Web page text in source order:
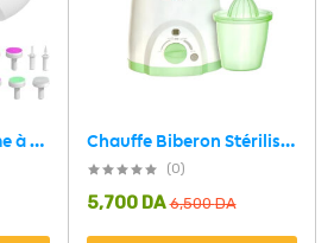
Coupe-ongles et lime à ongles électriques avec 9 têtes – جهاز قص الأظافر Chauffe Biberon Stérilisateur 4en1 SwingMed SM-A9028 – جهاز تسخين قارورات للرضيع
(0)
6,500DA
5,700 DA